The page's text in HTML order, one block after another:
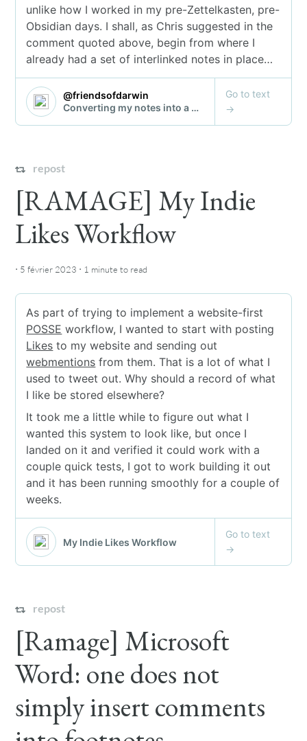
repost
[RAMAGE] My Indie
Likes Workflow
· 5 février 2023 · 1 minute to read
repost
[Ramage] Microsoft
Word: one does not
simply insert comments